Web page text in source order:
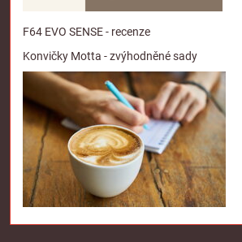
F64 EVO SENSE - recenze
Konvičky Motta - zvýhodněné sady